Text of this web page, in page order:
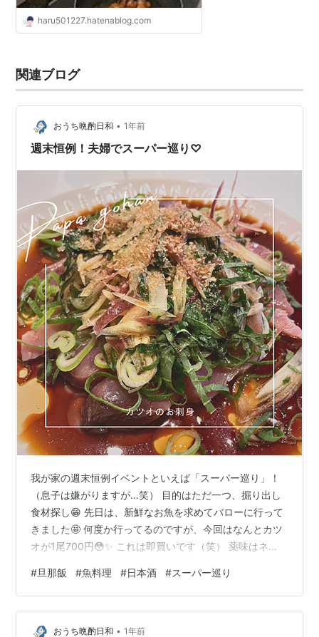
haru501227.hatenablog.com
関連ブログ
おうち晩酌日和 • 1年前
週末恒例！夫婦でスーパー巡り♡
我が家の週末恒例イベントといえば「スーパー巡り」！
（息子は嫌がりますが…笑） 目的はただ一つ、掘り出し
食材探し😁 先日は、新鮮なお魚を求めてバローに行って
きました🤩 何度か行ってるのですが、今回はなんとカツ
オが1尾700円😳✨ これは即買いです（笑） 薬味はネ
れた笑） 帰宅後、夫がそのままポン酢＆薬味たっぷりの
おつまみにしてくれました！お酒は、阪神競馬場リニュ
ーアル記念で販売されていた日本酒を❤️ もっと大事な時
に開けよう…と思っていたんですが素敵なおつまみが出
#旦那飯 #魚料理 #日本酒 #スーパー巡り
おうち晩酌日和 • 1年前